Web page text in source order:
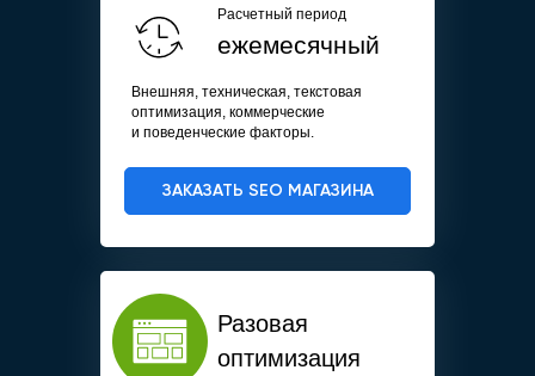
ЗАКАЗАТЬ SEO МАГАЗИНА
Внешняя, техническая, текстовая
оптимизация, коммерческие
и поведенческие факторы.
Расчетный период
ежемесячный
Разовая
оптимизация